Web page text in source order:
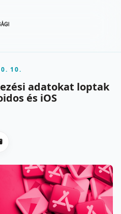
10.
adatokat loptak
és iOS
X-en emailben